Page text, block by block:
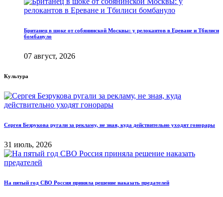
Британец в шоке от собянинской Москвы: у релокантов в Ереване и Тбилиси
бомбануло
07 август, 2026
Культура
Сергея Безрукова ругали за рекламу, не зная, куда действительно уходят гонорары
31 июль, 2026
На пятый год СВО Россия приняла решение наказать предателей